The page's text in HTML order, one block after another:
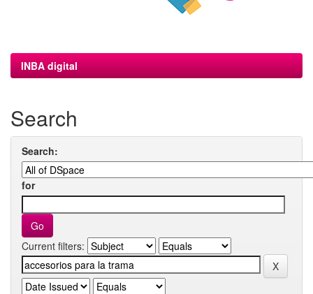
INBA digital
Search
Search:
for
Current filters: